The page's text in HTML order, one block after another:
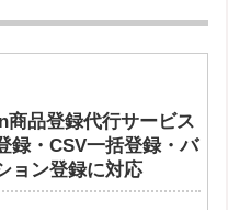
商品登録代行サービス
録・CSV一括登録・バ
ョン登録に対応